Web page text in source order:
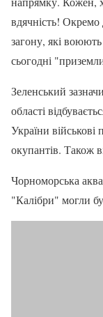
вдячність!
загону, які
сьогодні
Зеленський
області
України
окупантів. Також
Чорноморська
"Калібри" могли